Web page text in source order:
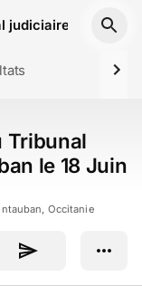
judiciaire de
Tribunal
le 18 Juin
Occitanie